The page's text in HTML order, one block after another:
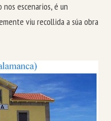
escenarios, é un
viu recollida a súa obra